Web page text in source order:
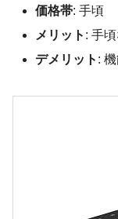
価格帯: 手頃
メリット : 手
デメリット :